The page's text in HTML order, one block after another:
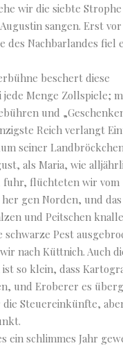
wir die siebte
sangen. Erst
des Nachbarlandes fiel
beschert diese
jede Menge Zollspiele;
und
Reich verlangt
seiner
als Maria, wie
fuhr, flüchteten wir vom
her gen Norden, und das
und Peitschen
schwarze Pest
nach Küttnich. Auch
so klein, dass
und Eroberer es
Steuereinkünfte,
ein schlimmes Jahr